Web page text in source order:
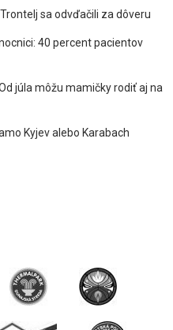
sa odvďačili za dôveru
40 percent pacientov
júla môžu mamičky rodiť aj na
Kyjev alebo Karabach